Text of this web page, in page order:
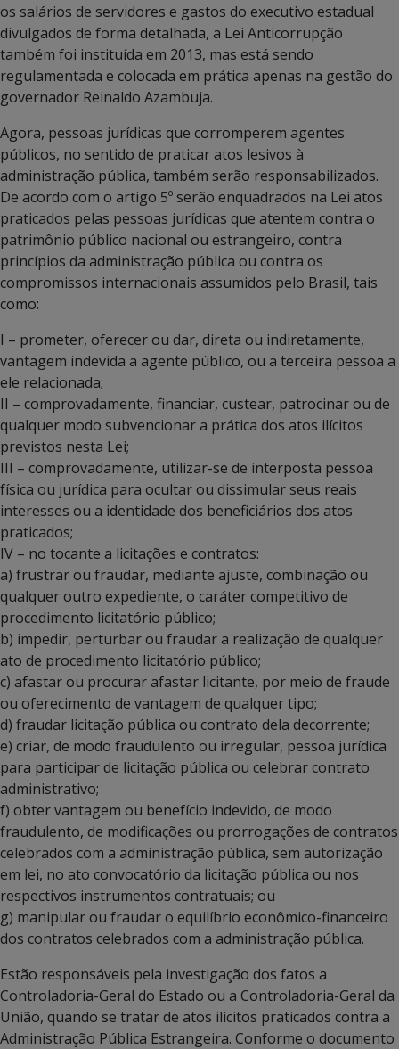
os salários de servidores e gastos do executivo estadual
divulgados de forma detalhada, a Lei Anticorrupção
também foi instituída em 2013, mas está sendo
regulamentada e colocada em prática apenas na gestão do
governador Reinaldo Azambuja.
Agora, pessoas jurídicas que corromperem agentes
públicos, no sentido de praticar atos lesivos à
administração pública, também serão responsabilizados.
De acordo com o artigo 5º serão enquadrados na Lei atos
praticados pelas pessoas jurídicas que atentem contra o
patrimônio público nacional ou estrangeiro, contra
princípios da administração pública ou contra os
compromissos internacionais assumidos pelo Brasil, tais
como:
I – prometer, oferecer ou dar, direta ou indiretamente,
vantagem indevida a agente público, ou a terceira pessoa a
ele relacionada;
II – comprovadamente, financiar, custear, patrocinar ou de
qualquer modo subvencionar a prática dos atos ilícitos
previstos nesta Lei;
III – comprovadamente, utilizar-se de interposta pessoa
física ou jurídica para ocultar ou dissimular seus reais
interesses ou a identidade dos beneficiários dos atos
praticados;
IV – no tocante a licitações e contratos:
a) frustrar ou fraudar, mediante ajuste, combinação ou
qualquer outro expediente, o caráter competitivo de
procedimento licitatório público;
b) impedir, perturbar ou fraudar a realização de qualquer
ato de procedimento licitatório público;
c) afastar ou procurar afastar licitante, por meio de fraude
ou oferecimento de vantagem de qualquer tipo;
d) fraudar licitação pública ou contrato dela decorrente;
e) criar, de modo fraudulento ou irregular, pessoa jurídica
para participar de licitação pública ou celebrar contrato
administrativo;
f) obter vantagem ou benefício indevido, de modo
fraudulento, de modificações ou prorrogações de contratos
celebrados com a administração pública, sem autorização
em lei, no ato convocatório da licitação pública ou nos
respectivos instrumentos contratuais; ou
g) manipular ou fraudar o equilíbrio econômico-financeiro
dos contratos celebrados com a administração pública.
Estão responsáveis pela investigação dos fatos a
Controladoria-Geral do Estado ou a Controladoria-Geral da
União, quando se tratar de atos ilícitos praticados contra a
Administração Pública Estrangeira. Conforme o documento